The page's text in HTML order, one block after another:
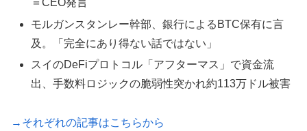
＝CEO発言
モルガンスタンレー幹部、銀行によるBTC保有に言
及。「完全にあり得ない話ではない」
スイのDeFiプロトコル「アフターマス」で資金流
出、手数料ロジックの脆弱性突かれ約113万ドル被害
→それぞれの記事はこちらから